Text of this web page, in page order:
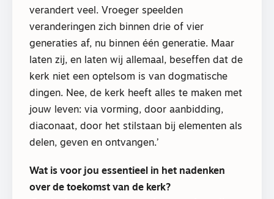
verandert veel. Vroeger speelden
veranderingen zich binnen drie of vier
generaties af, nu binnen één generatie. Maar
laten zij, en laten wij allemaal, beseffen dat de
kerk niet een optelsom is van dogmatische
dingen. Nee, de kerk heeft alles te maken met
jouw leven: via vorming, door aanbidding,
diaconaat, door het stilstaan bij elementen als
delen, geven en ontvangen.’
Wat is voor jou essentieel in het nadenken
over de toekomst van de kerk?